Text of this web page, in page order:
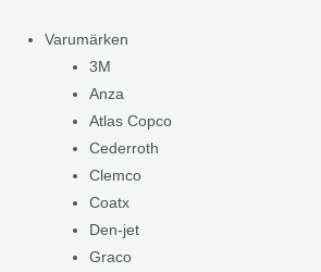
Varumärken
3M
Anza
Atlas Copco
Cederroth
Clemco
Coatx
Den-jet
Graco